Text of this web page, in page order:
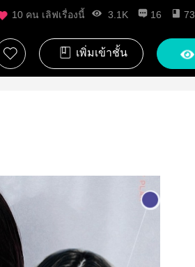
10 คน เลิฟเรื่องนี้ 3.1K 16 73
เพิ่มเข้าชั้น